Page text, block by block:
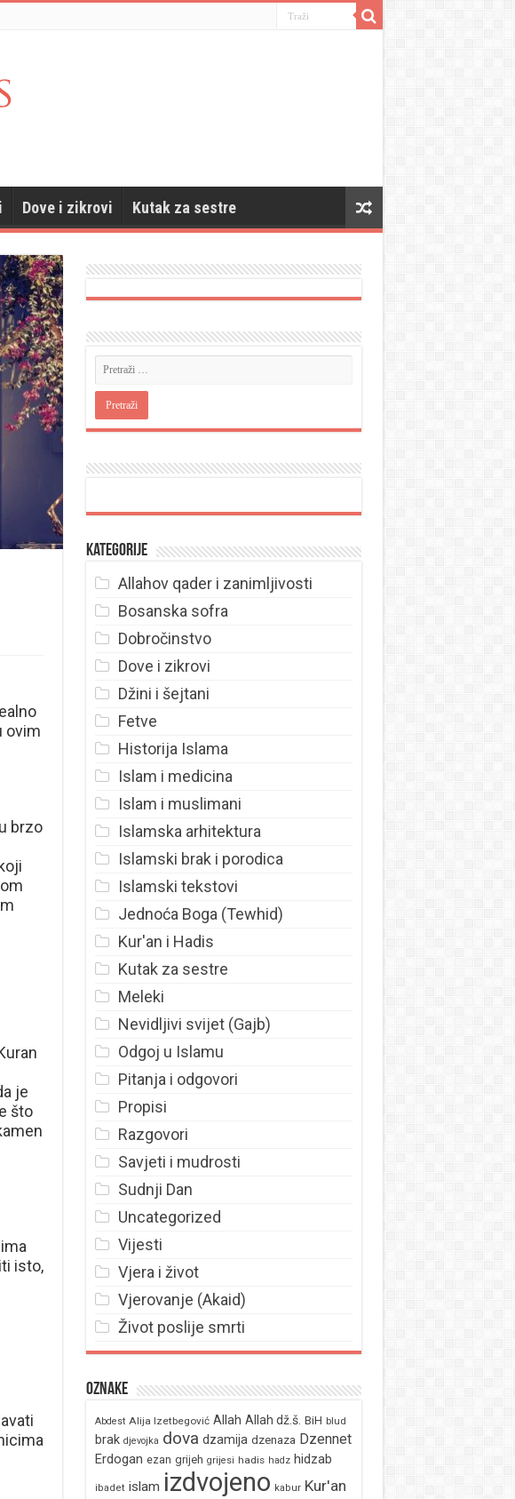
Dove i zikrovi Kutak za sestre
ovim
brzo
je
što
isto,
Kategorije
Allahov qader i zanimljivosti
Bosanska sofra
Dobročinstvo
Dove i zikrovi
Džini i šejtani
Fetve
Historija Islama
Islam i medicina
Islam i muslimani
Islamska arhitektura
Islamski brak i porodica
Islamski tekstovi
Jednoća Boga (Tewhid)
Kur'an i Hadis
Kutak za sestre
Meleki
Nevidljivi svijet (Gajb)
Odgoj u Islamu
Pitanja i odgovori
Propisi
Razgovori
Savjeti i mudrosti
Sudnji Dan
Uncategorized
Vijesti
Vjera i život
Vjerovanje (Akaid)
Život poslije smrti
Oznake
Abdest Alija Izetbegović Allah Allah dž.š. BiH blud
brak djevojka dova dzamija dzenaza Dzennet
Erdogan ezan grijeh grijesi hadis hadz hidzab
ibadet islam izdvojeno kabur Kur'an